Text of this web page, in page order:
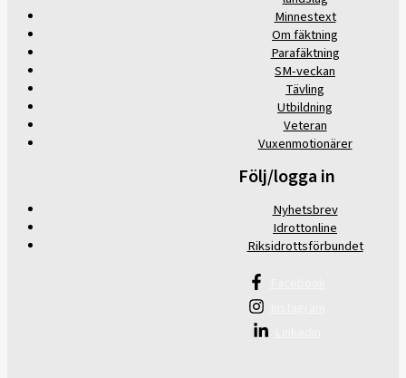
Minnestext
Om fäktning
Parafäktning
SM-veckan
Tävling
Utbildning
Veteran
Vuxenmotionärer
Följ/logga in
Nyhetsbrev
Idrottonline
Riksidrottsförbundet